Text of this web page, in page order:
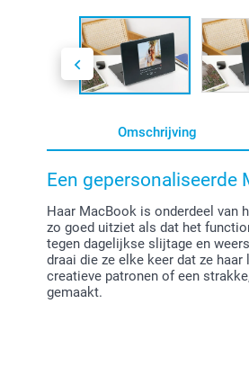
Omschrijving
Een gepersonaliseerde
Haar MacBook is onderdeel van
zo goed uitziet als dat het
tegen dagelijkse slijtage en
draai die ze elke keer dat ze
creatieve patronen of een
gemaakt.